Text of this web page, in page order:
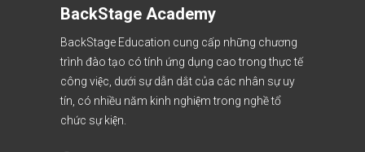
BackStage Academy
BackStage Education cung cấp những chương
trình đào tạo có tính ứng dụng cao trong thực tế
công việc, dưới sự dẫn dắt của các nhân sự uy
tín, có nhiều năm kinh nghiệm trong nghề tổ
chức sự kiện.